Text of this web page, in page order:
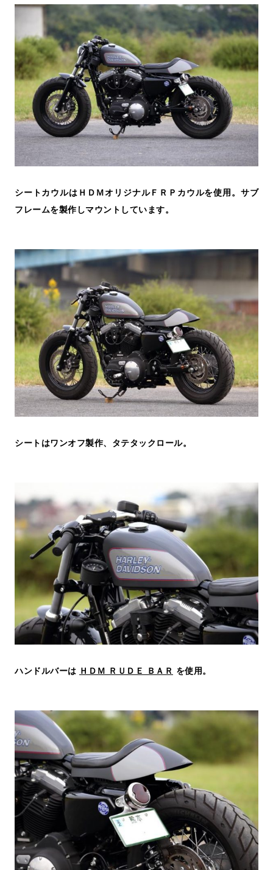
シートカウルはＨＤＭオリジナルＦＲＰカウルを使用。サブ
フレームを製作しマウントしています。
シートはワンオフ製作、タテタックロール。
ハンドルバーは ＨＤＭ ＲＵＤＥ ＢＡＲ を使用。